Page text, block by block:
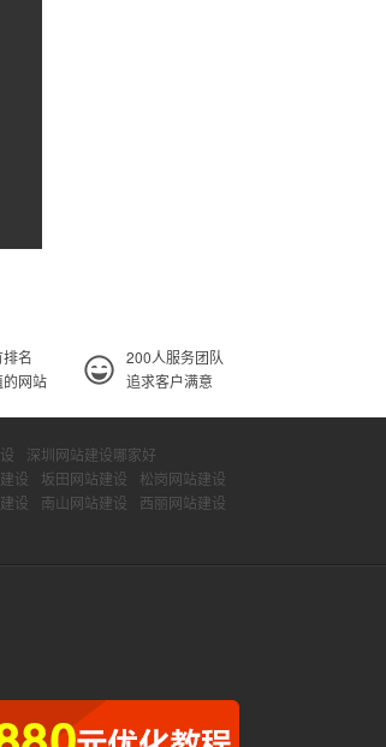
排名
网站
200人服务团队
追求客户满意
深圳网站建设哪家好
设 坂田网站建设
松岗网站建设
设 南山网站建设
西丽网站建设